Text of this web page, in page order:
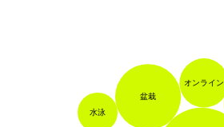
水泳
オンライン
盆栽